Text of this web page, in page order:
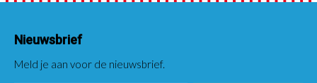
Nieuwsbrief
Meld je aan voor de nieuwsbrief.